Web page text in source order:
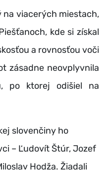
na viacerých miestach,
kde si získal
a rovnosťou voči
zásadne neovplyvnila
po ktorej odišiel na
slovenčiny ho
– Ľudovít Štúr, Jozef
Hodža. Žiadali